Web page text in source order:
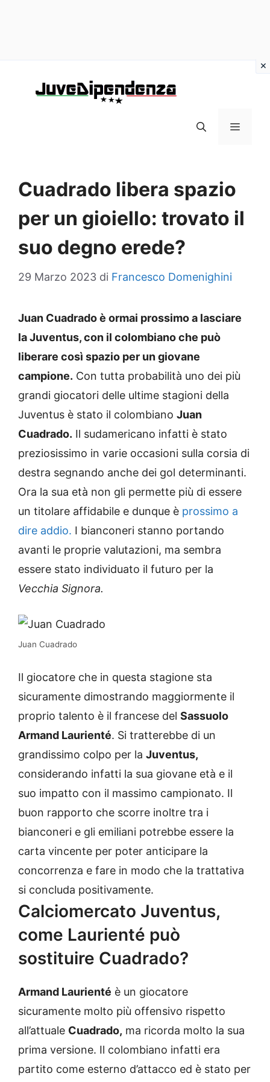
MENU
Cuadrado libera spazio
per un gioiello: trovato il
suo degno erede?
29 Marzo 2023 di Francesco Domenighini
Juan Cuadrado è ormai prossimo a lasciare
la Juventus, con il colombiano che può
liberare così spazio per un giovane
campione. Con tutta probabilità uno dei più
grandi giocatori delle ultime stagioni della
Juventus è stato il colombiano Juan
Cuadrado. Il sudamericano infatti è stato
preziosissimo in varie occasioni sulla corsia di
destra segnando anche dei gol determinanti.
Ora la sua età non gli permette più di essere
un titolare affidabile e dunque è prossimo a
dire addio. I bianconeri stanno portando
avanti le proprie valutazioni, ma sembra
essere stato individuato il futuro per la
Vecchia Signora.
Juan Cuadrado
Il giocatore che in questa stagione sta
sicuramente dimostrando maggiormente il
proprio talento è il francese del Sassuolo
Armand Laurienté. Si tratterebbe di un
grandissimo colpo per la Juventus,
considerando infatti la sua giovane età e il
suo impatto con il massimo campionato. Il
buon rapporto che scorre inoltre tra i
bianconeri e gli emiliani potrebbe essere la
carta vincente per poter anticipare la
concorrenza e fare in modo che la trattativa
si concluda positivamente.
Calciomercato Juventus,
come Laurienté può
sostituire Cuadrado?
Armand Laurienté è un giocatore
sicuramente molto più offensivo rispetto
all’attuale Cuadrado, ma ricorda molto la sua
prima versione. Il colombiano infatti era
partito come esterno d’attacco ed è stato per